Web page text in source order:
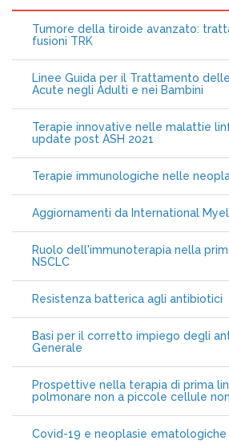
Tumore della tiroide avanzato:
fusioni TRK
Linee Guida per il Trattamento
Acute negli Adulti e nei Bambini
Terapie innovative nelle malattie
update post ASH 2021
Terapie immunologiche nelle
Aggiornamenti da International
Ruolo dell'immunoterapia nella
NSCLC
Resistenza batterica agli antibiotici
Basi per il corretto impiego degli
Generale
Prospettive nella terapia di prima
polmonare non a piccole cellule
Covid-19 e neoplasie ematologiche